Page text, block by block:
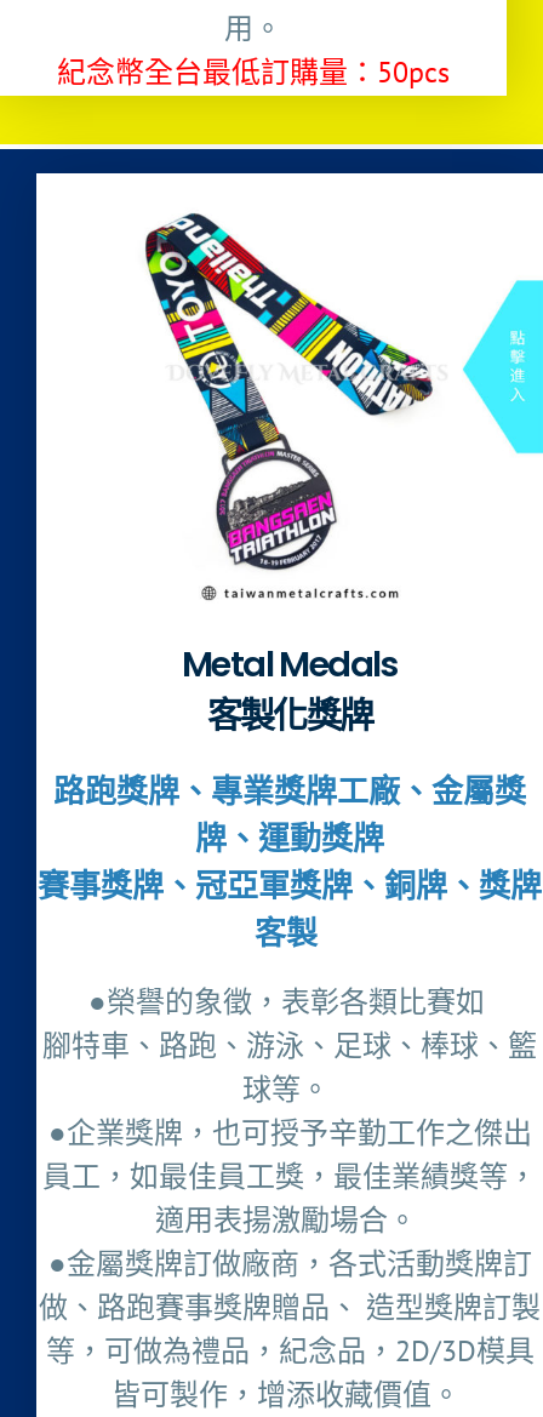
用。
紀念幣全台最低訂購量：50pcs
Metal Medals
客製化獎牌
路跑獎牌、專業獎牌工廠、金屬獎
牌、運動獎牌
賽事獎牌、冠亞軍獎牌、銅牌、獎牌
客製
●榮譽的象徵，表彰各類比賽如
腳特車、路跑、游泳、足球、棒球、籃
球等。
●企業獎牌，也可授予辛勤工作之傑出
員工，如最佳員工獎，最佳業績獎等，
適用表揚激勵場合。
●金屬獎牌訂做廠商，各式活動獎牌訂
做、路跑賽事獎牌贈品、 造型獎牌訂製
等，可做為禮品，紀念品，2D/3D模具
皆可製作，增添收藏價值。